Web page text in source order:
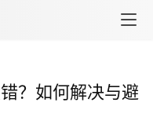
？如何解决与避